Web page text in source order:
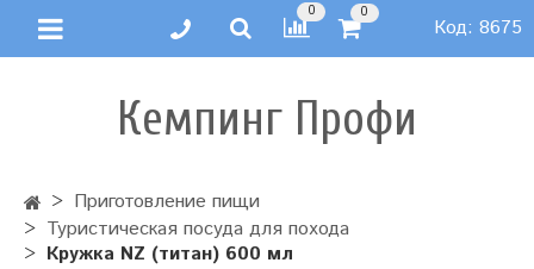
0 0
Код: 8675
Кемпинг Профи
Приготовление пищи
Туристическая посуда для похода
Кружка NZ (титан) 600 мл